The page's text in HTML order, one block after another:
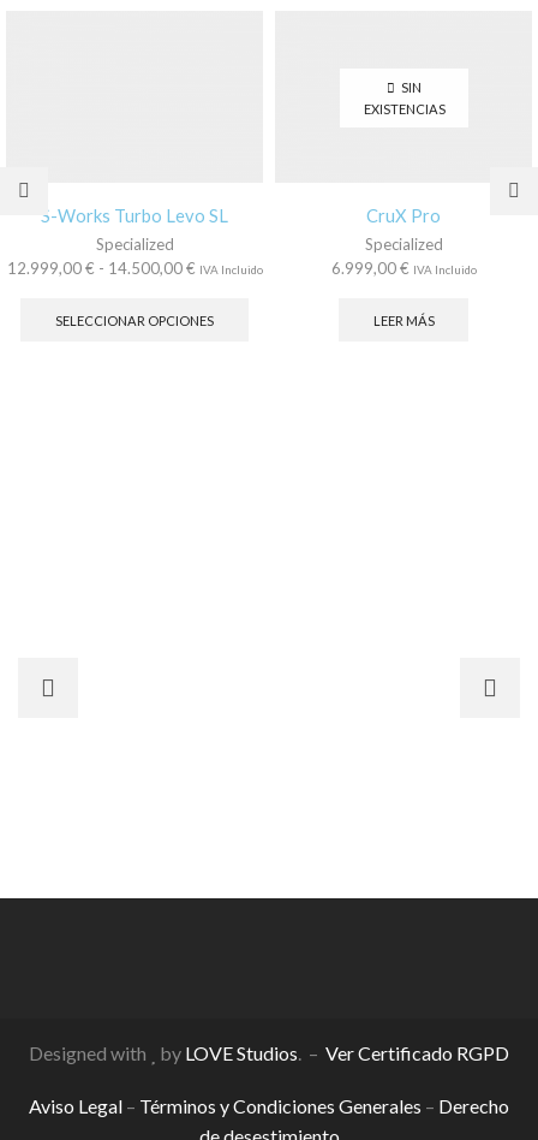
S-Works Turbo Levo SL
Specialized
12.999,00€ - 14.500,00€Rango
precios:
IVA Incluido
SELECCIONAR OPCIONES
SIN
EXISTENCIAS
CruX Pro
Specialized
6.999,00€ IVA Incluido
LEER MÁS
Designed with by LOVE Studios. – Ver Certificado RGPD
Aviso Legal – Términos y Condiciones Generales – Derecho
de desestimiento